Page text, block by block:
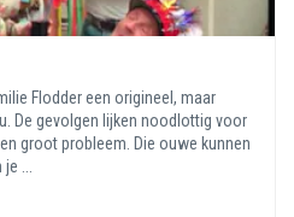
Flodder een origineel, maar
De gevolgen lijken noodlottig voor
groot probleem. Die ouwe kunnen
...